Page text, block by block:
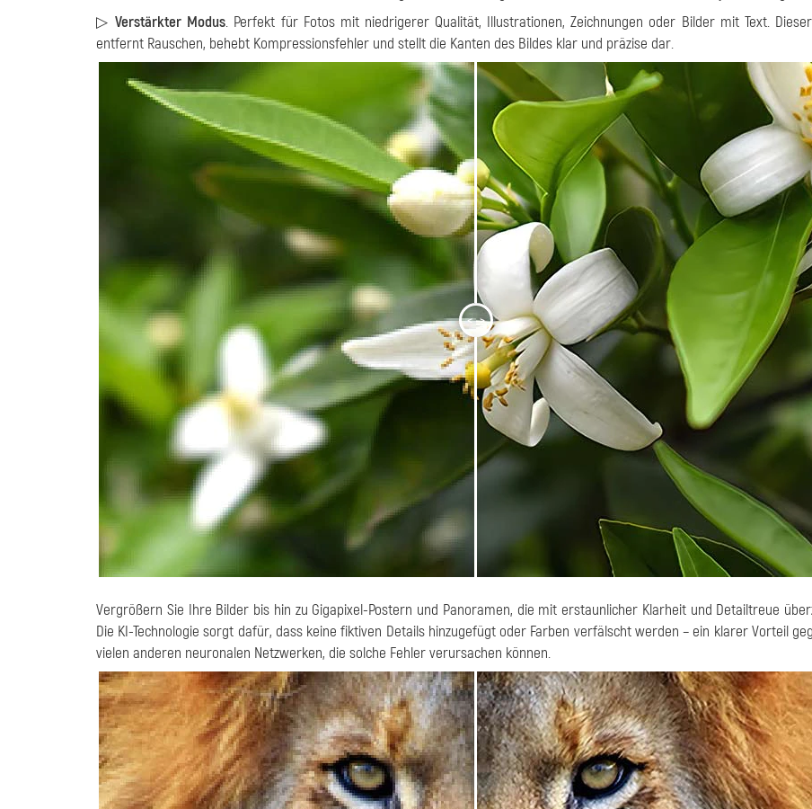
▷Verstärkter Modus. Perfekt für Fotos mit niedrigerer Qualität, Illustrationen, Zeichnungen oder Bilder mit Text.
entfernt Rauschen, behebt Kompressionsfehler und stellt die Kanten des Bildes klar und präzise dar.
< >
Vergrößern Sie Ihre Bilder bis hin zu Gigapixel-Postern und Panoramen, die mit erstaunlicher Klarheit und Detailtreue
Die KI-Technologie sorgt dafür, dass keine fiktiven Details hinzugefügt oder Farben verfälscht werden – ein klarer Vorteil
vielen anderen neuronalen Netzwerken, die solche Fehler verursachen können.